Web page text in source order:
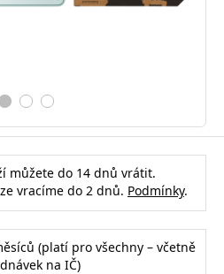
můžete do 14 dnů vrátit.
vracíme do 2 dnů. Podmínky.
(platí pro všechny – včetně
na IČ)